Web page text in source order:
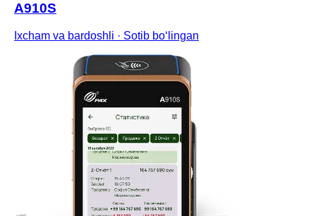
A910S
Ixcham va bardoshli · Sotib boʻlingan